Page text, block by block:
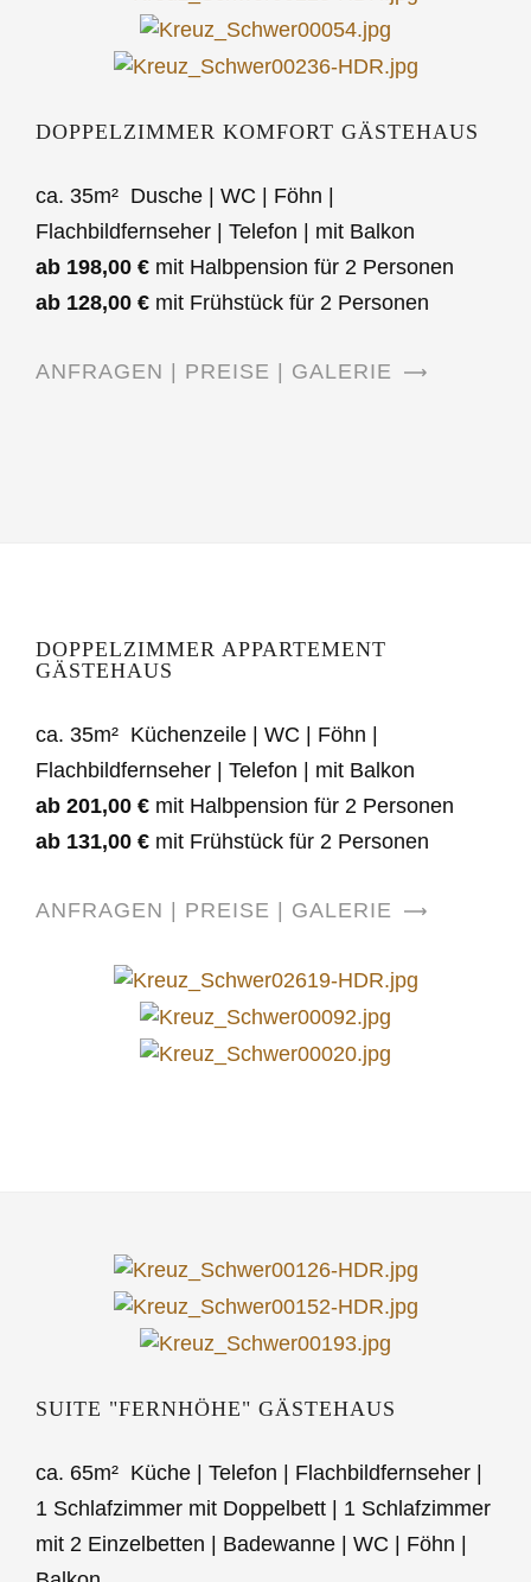
DOPPELZIMMER KOMFORT GÄSTEHAUS
ca. 35m² Dusche | WC | Föhn |
Flachbildfernseher | Telefon | mit Balkon
ab 198,00 € mit Halbpension für 2 Personen
ab 128,00 € mit Frühstück für 2 Personen
ANFRAGEN | PREISE | GALERIE
DOPPELZIMMER APPARTEMENT
GÄSTEHAUS
ca. 35m² Küchenzeile | WC | Föhn |
Flachbildfernseher | Telefon | mit Balkon
ab 201,00 € mit Halbpension für 2 Personen
ab 131,00 € mit Frühstück für 2 Personen
ANFRAGEN | PREISE | GALERIE
SUITE "FERNHÖHE" GÄSTEHAUS
ca. 65m² Küche | Telefon | Flachbildfernseher |
1 Schlafzimmer mit Doppelbett | 1 Schlafzimmer
mit 2 Einzelbetten | Badewanne | WC | Föhn |